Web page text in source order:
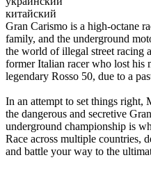
китайский
Gran Carismo is a high-octane
family, and the underground
the world of illegal street racing
former Italian racer who lost his
legendary Rosso 50, due to a
In an attempt to set things right,
the dangerous and secretive
underground championship is
Race across multiple countries,
and battle your way to the